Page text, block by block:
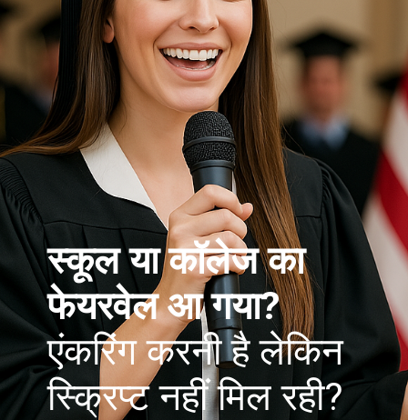
स्कूल या कॉलेज का
फेयरवेल आ गया?
एंकरिंग करनी है लेकिन
स्क्रिप्ट नहीं मिल रही?